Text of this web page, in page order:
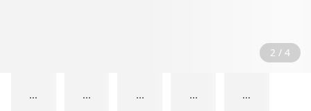
2 / 4
... ... ... ... ...